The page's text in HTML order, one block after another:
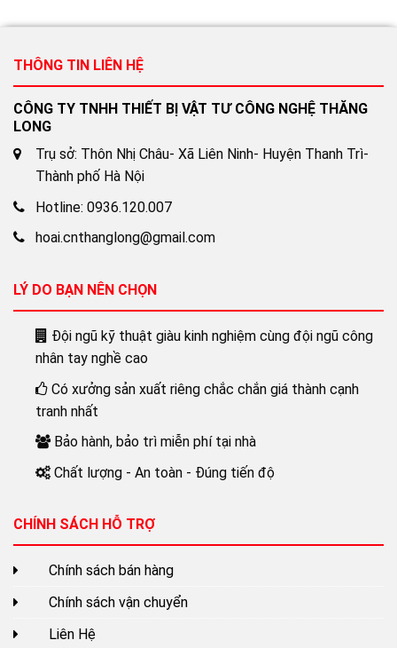
THÔNG TIN LIÊN HỆ
CÔNG TY TNHH THIẾT BỊ VẬT TƯ CÔNG NGHỆ THĂNG
LONG
Trụ sở: Thôn Nhị Châu- Xã Liên Ninh- Huyện Thanh Trì-
Thành phố Hà Nội
Hotline: 0936.120.007
hoai.cnthanglong@gmail.com
LÝ DO BẠN NÊN CHỌN
Đội ngũ kỹ thuật giàu kinh nghiệm cùng đội ngũ công
nhân tay nghề cao
Có xưởng sản xuất riêng chắc chắn giá thành cạnh
tranh nhất
Bảo hành, bảo trì miễn phí tại nhà
Chất lượng - An toàn - Đúng tiến độ
CHÍNH SÁCH HỖ TRỢ
Chính sách bán hàng
Chính sách vận chuyển
Liên Hệ